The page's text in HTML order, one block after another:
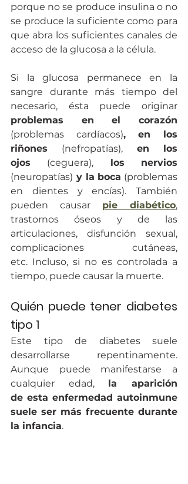
porque no se produce insulina o no
se produce la suficiente como para
que abra los suficientes canales de
acceso de la glucosa a la célula.
Si la glucosa permanece en la
sangre durante más tiempo del
(problemas cardíacos), en los
riñones (nefropatías), en los
ojos (ceguera),
(neuropatías) y la boca (problemas
en dientes y encías). También
pueden causar pie diabético,
trastornos óseos y de las
articulaciones, disfunción sexual,
complicaciones cutáneas,
etc. Incluso, si no es controlada a
tiempo, puede causar la muerte.
Quién puede tener diabetes
tipo 1
Este tipo de diabetes suele
desarrollarse repentinamente.
Aunque puede manifestarse a
cualquier edad, la aparición
de esta enfermedad autoinmune
suele ser más frecuente durante
la infancia.